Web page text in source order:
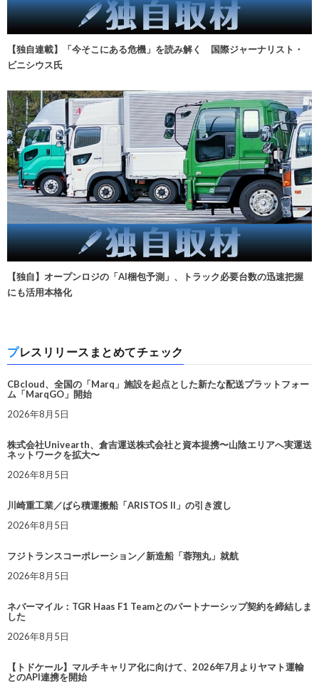
【独自連載】「今そこにある危機」を読み解く 国際ジャーナリスト・
ビニシウス氏
【独自】オープンロジの「AI梱包予測」、トラック必要台数の迅速把握
にも活用本格化
プレスリリースまとめてチェック
CBcloud、全国の「Marq」施設を起点とした新たな配送プラットフォー
ム「MarqGO」開始
2026年8月5日
株式会社Univearth、倉吉運送株式会社と資本提携〜山陰エリアへ実運送
ネットワークを拡大〜
2026年8月5日
川崎重工業／ばら積運搬船「ARISTOS II」の引き渡し
2026年8月5日
フジトランスコーポレーション／新造船「蓉翔丸」就航
2026年8月5日
ネバーマイル：TGR Haas F1 Teamとのパートナーシップ契約を締結しま
した
2026年8月5日
【トドケール】マルチキャリア化に向けて、2026年7月よりヤマト運輸
とのAPI連携を開始